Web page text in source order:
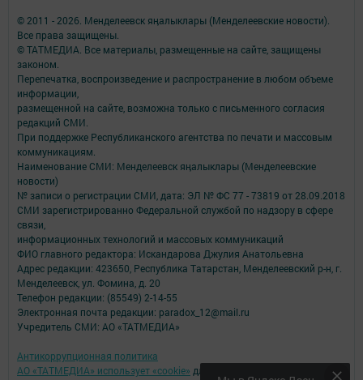
© 2011 - 2026. Менделеевск яӊалыклары (Менделеевские новости).
Все права защищены.
© ТАТМЕДИА. Все материалы, размещенные на сайте, защищены
законом.
Перепечатка, воспроизведение и распространение в любом объеме
информации,
размещенной на сайте, возможна только с письменного согласия
редакций СМИ.
При поддержке Республиканского агентства по печати и массовым
коммуникациям.
Наименование СМИ: Менделеевск яӊалыклары (Менделеевские
новости)
№ записи о регистрации СМИ, дата: ЭЛ № ФС 77 - 73819 от 28.09.2018
СМИ зарегистрированно Федеральной службой по надзору в сфере
связи,
информационных технологий и массовых коммуникаций
ФИО главного редактора: Искандарова Джулия Анатольевна
Адрес редакции: 423650, Республика Татарстан, Менделеевский р-н, г.
Менделеевск, ул. Фомина, д. 20
Телефон редакции: (85549) 2-14-55
Электронная почта редакции: paradox_12@mail.ru
Учредитель СМИ: АО «ТАТМЕДИА»
Антикоррупционная политика
АО «ТАТМЕДИА» использует «cookie» для персонализации сервисов и